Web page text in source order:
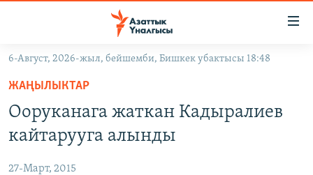
Навигацияга
өтүңүз
Издөөгө
салыңызКЫРГЫЗСТАН
ДҮЙНӨ
УКРАИНА
6-Август, 2026-жыл, бейшемби, Бишкек убактысы 18:48
ЖАҢЫЛЫКТАР
Ооруканага жаткан Кадыралиев
кайтарууга алынды
27-Март, 2015